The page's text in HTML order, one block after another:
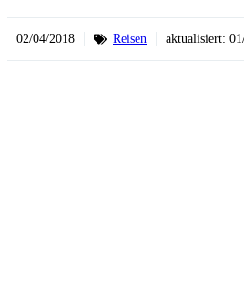
02/04/2018 Reisen aktualisiert: